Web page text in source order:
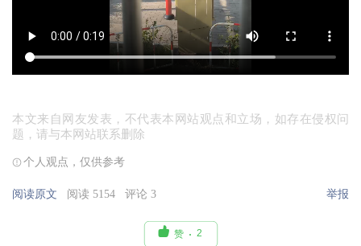
本文来自网友发表，不代表本网站观点和立场，如存在侵权问
题，请与本网站联系删除
个人观点，仅供参考
阅读原文 阅读 5154 评论 3 举报
 赞 2